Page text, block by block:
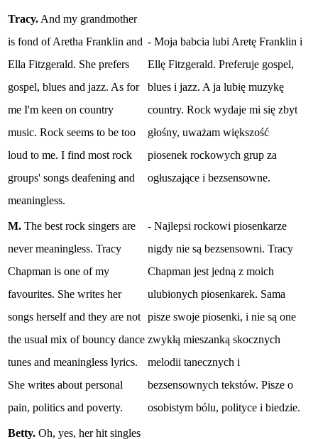
Tracy. And my grandmother
is fond of Aretha Franklin and
Ella Fitzgerald. She prefers
gospel, blues and jazz. As for
me I'm keen on country
music. Rock seems to be too
loud to me. I find most rock
groups' songs deafening and
meaningless.
- Moja babcia lubi Aretę Franklin i
Ellę Fitzgerald. Preferuje gospel,
blues i jazz. A ja lubię muzykę
country. Rock wydaje mi się zbyt
głośny, uważam większość
piosenek rockowych grup za
ogłuszające i bezsensowne.
M. The best rock singers are
never meaningless. Tracy
Chapman is one of my
favourites. She writes her
songs herself and they are not
the usual mix of bouncy dance
tunes and meaningless lyrics.
She writes about personal
pain, politics and poverty.
- Najlepsi rockowi piosenkarze
nigdy nie są bezsensowni. Tracy
Chapman jest jedną z moich
ulubionych piosenkarek. Sama
pisze swoje piosenki, i nie są one
zwykłą mieszanką skocznych
melodii tanecznych i
bezsensownych tekstów. Pisze o
osobistym bólu, polityce i biedzie.
Betty. Oh, yes, her hit singles